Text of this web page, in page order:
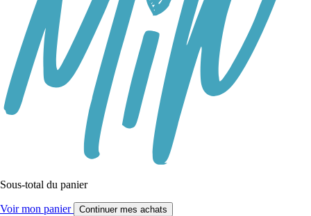
Sous-total du panier
Voir mon panier Continuer mes achats